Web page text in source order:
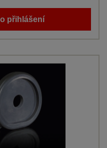
přihlášení